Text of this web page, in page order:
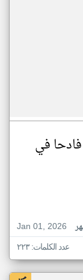
في
Jan 01, 2026
عدد الكلمات: ٢٢٣